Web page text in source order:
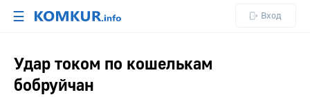
☰ Вход
Удар током по кошелькам
бобруйчан